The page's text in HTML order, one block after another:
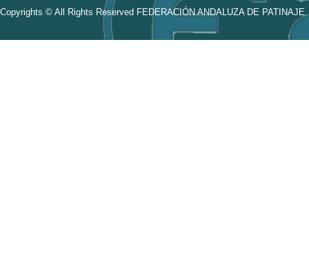
Copyrights © All Rights Reserved FEDERACIÓN ANDALUZA DE PATINAJE